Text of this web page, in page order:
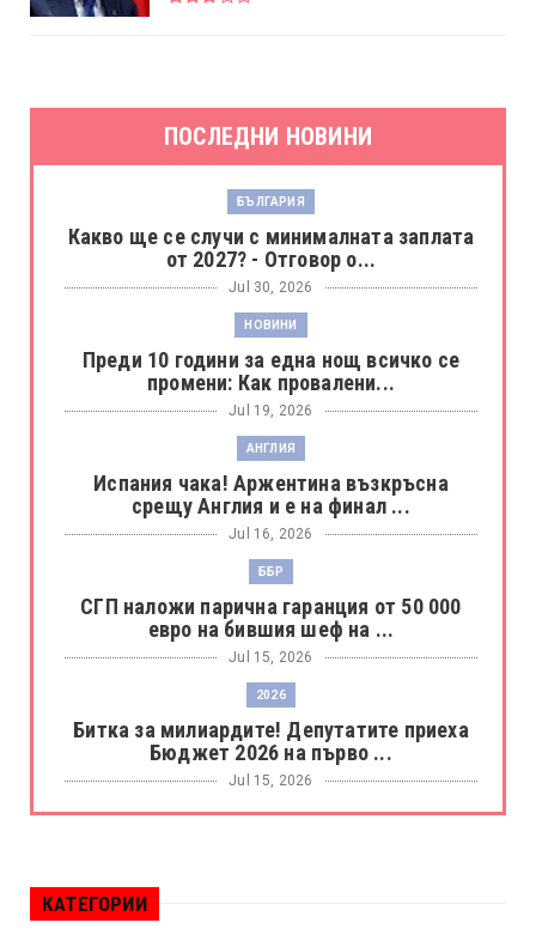
ПОСЛЕДНИ НОВИНИ
БЪЛГАРИЯ
Какво ще се случи с минималната заплата
от 2027? - Отговор о...
Jul 30, 2026
НОВИНИ
Преди 10 години за една нощ всичко се
промени: Как провалени...
Jul 19, 2026
АНГЛИЯ
Испания чака! Аржентина възкръсна
срещу Англия и е на финал ...
Jul 16, 2026
ББР
СГП наложи парична гаранция от 50 000
евро на бившия шеф на ...
Jul 15, 2026
2026
Битка за милиардите! Депутатите приеха
Бюджет 2026 на първо ...
Jul 15, 2026
БОРАЦ
КАТЕГОРИИ